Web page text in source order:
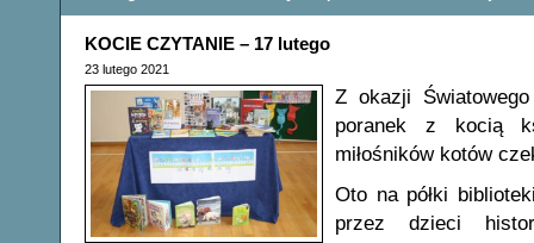
KOCIE CZYTANIE – 17 lutego
23 lutego 2021
Z okazji
poranek z kocią
miłośników kotów
Oto na półki
przez dzieci